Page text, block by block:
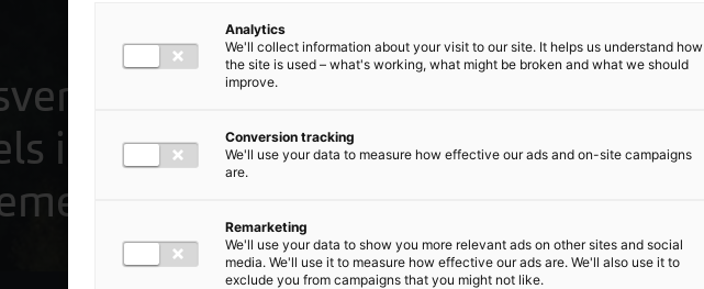
EUDR:
importeurs,
en handelaren
Analytics
We'll collect information about your visit to our site. It helps us understand how
the site is used – what's working, what might be broken and what we should
improve.
Conversion tracking
We'll use your data to measure how effective our ads and on-site campaigns
are.
Remarketing
We'll use your data to show you more relevant ads on other sites and social
media. We'll use it to measure how effective our ads are. We'll also use it to
exclude you from campaigns that you might not like.